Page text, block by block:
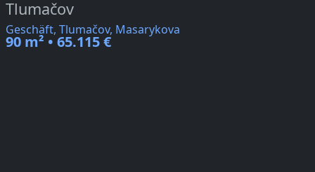
Tlumačov
Geschäft, Tlumačov, Masarykova
90 m² • 65.115 €